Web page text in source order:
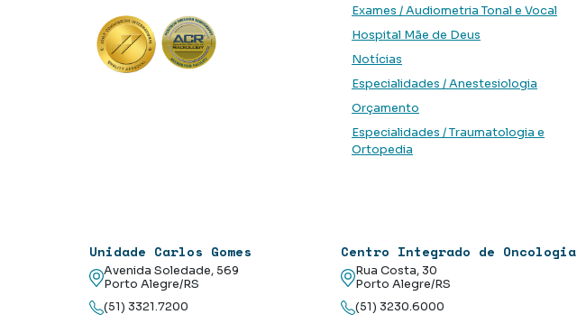
Exames / Audiometria Tonal e Vocal
Hospital Mãe de Deus
Notícias
Especialidades / Anestesiologia
Orçamento
Especialidades / Traumatologia e
Ortopedia
Unidade Carlos Gomes
Avenida Soledade, 569
Porto Alegre/RS
(51) 3321.7200
Centro Integrado de Oncologia
Rua Costa, 30
Porto Alegre/RS
(51) 3230.6000